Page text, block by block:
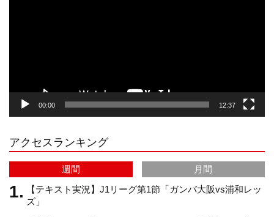
r
a
m
e
C
h
00:00 12:37
アクセスランキング
週間
月間
【テキスト実況】J1リーグ第1節「ガンバ大阪vs浦和レッ
ズ」